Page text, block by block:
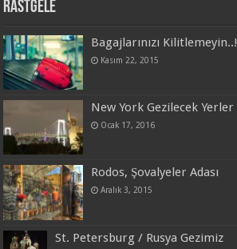
Rastgele
Bagajlarınızı Kilitlemeyin..!
Kasım 22, 2015
New York Gezilecek Yerler
Ocak 17, 2016
Rodos, Şovalyeler Adası
Aralık 3, 2015
St. Petersburg / Rusya Gezimiz